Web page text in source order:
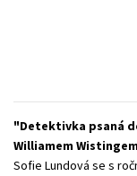
Detektivka psaná
Williamem
Sofie Lundová se s